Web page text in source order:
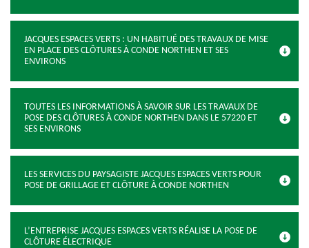
JACQUES ESPACES VERTS : UN HABITUÉ DES TRAVAUX DE MISE
EN PLACE DES CLÔTURES À CONDE NORTHEN ET SES
ENVIRONS
TOUTES LES INFORMATIONS À SAVOIR SUR LES TRAVAUX DE
POSE DES CLÔTURES À CONDE NORTHEN DANS LE 57220 ET
SES ENVIRONS
LES SERVICES DU PAYSAGISTE JACQUES ESPACES VERTS POUR
POSE DE GRILLAGE ET CLÔTURE À CONDE NORTHEN
L’ENTREPRISE JACQUES ESPACES VERTS RÉALISE LA POSE DE
CLÔTURE ÉLECTRIQUE